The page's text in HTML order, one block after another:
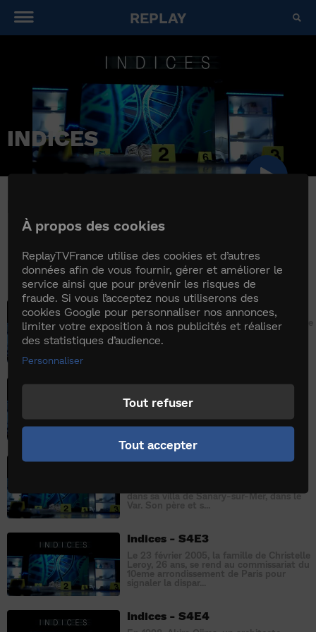
REPLAY
INDICES
Indices - S4E1
Le 19 juillet 2004, un corps de femme, nue
et ligotée, est repêché dans le canal de
l’Ourcq à Fresnes-sur-Marne. Le
Indices - S4E10
Le 18 avril 2014 à Visé, en Belgique, les
policiers sont prévenus que des coups de
feu viennent d’être tirés dans la rue. Sur
place, ils déc...
Indices - S4E2
dans sa villa de Sanary-sur-Mer, dans le
Indices - S4E3
Indices - S4E4
À propos des cookies
ReplayTVFrance utilise des cookies et d’autres
données afin de vous fournir, gérer et améliorer le
service ainsi que pour prévenir les risques de
fraude. Si vous l’acceptez nous utiliserons des
cookies Google pour personnaliser nos annonces,
limiter votre exposition à nos publicités et réaliser
des statistiques d’audience.
Personnaliser
Tout refuser
Tout accepter